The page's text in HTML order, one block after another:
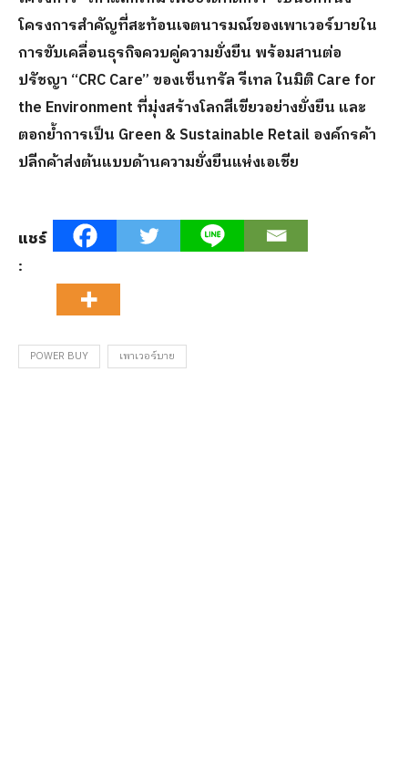
โครงการสำคัญที่สะท้อนเจตนารมณ์ของเพาเวอร์บายใน
การขับเคลื่อนธุรกิจควบคู่ความยั่งยืน พร้อมสานต่อ
ปรัชญา “CRC Care” ของเซ็นทรัล รีเทล ในมิติ Care for
the Environment ที่มุ่งสร้างโลกสีเขียวอย่างยั่งยืน และ
ตอกย้ำการเป็น Green & Sustainable Retail องค์กรค้า
ปลีกค้าส่งต้นแบบด้านความยั่งยืนแห่งเอเชีย
แชร์
:
POWER BUY เพาเวอร์บาย